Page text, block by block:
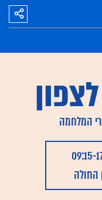
המלחמה
החולה